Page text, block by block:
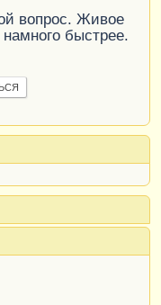
вопрос. Живое
быстрее.